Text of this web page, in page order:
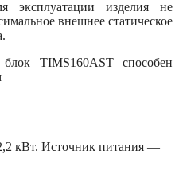
эксплуатации изделия не
внешнее статическое
TIMS160AST способен
кВт. Источник питания —